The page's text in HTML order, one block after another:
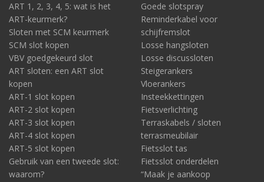
ART 1, 2, 3, 4, 5: wat is het
ART-keurmerk?
Sloten met SCM keurmerk
SCM slot kopen
VBV goedgekeurd slot
ART sloten: een ART slot
kopen
ART-1 slot kopen
ART-2 slot kopen
ART-3 slot kopen
ART-4 slot kopen
ART-5 slot kopen
Gebruik van een tweede slot:
waarom?
Goede slotspray
Reminderkabel voor
schijfremslot
Losse hangsloten
Losse discussloten
Steigerankers
Vloerankers
Insteekkettingen
Fietsverlichting
Terraskabels / sloten
terrasmeubilair
Fietsslot tas
Fietsslot onderdelen
“Maak je aankoop